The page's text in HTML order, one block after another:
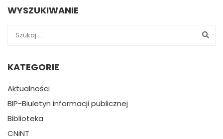
WYSZUKIWANIE
KATEGORIE
Aktualności
BIP-Biuletyn informacji publicznej
Biblioteka
CNiNT